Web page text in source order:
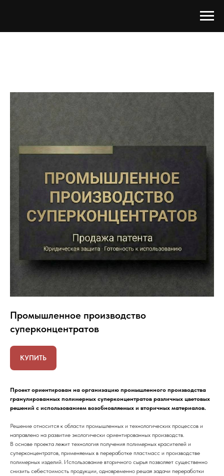
Промышленное производство
суперконцентратов
КУПИТЬ
Проект ориентирован на организацию промышленного производства
гранулированных полимерных суперконцентратов различных цветовых
решений с использованием возобновляемых и вторичных материалов.
Решение относится к области промышленных и технологических процессов и
направлено на развитие экологически ориентированных производств.
В основе проекта лежит технология получения полимерных красителей и
суперконцентратов, применяемых в переработке пластмасс и производстве
полимерных изделий. Использование вторичного сырья позволяет существенно
снизить себестоимость продукции, одновременно решая задачи переработки